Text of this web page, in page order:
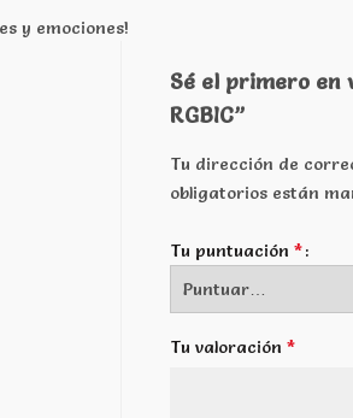
y emociones!
Sé el primero en
RGBIC”
Tu dirección de
obligatorios están
Tu puntuación *
Tu valoración *